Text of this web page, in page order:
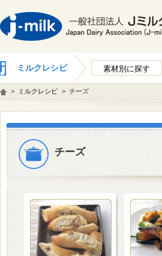
ミルクレシピ 素材別に探す
> ミルクレシピ > チーズ
チーズ